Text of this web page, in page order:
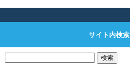
サイト内検索